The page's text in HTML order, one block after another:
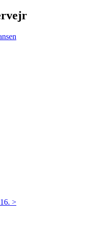
>